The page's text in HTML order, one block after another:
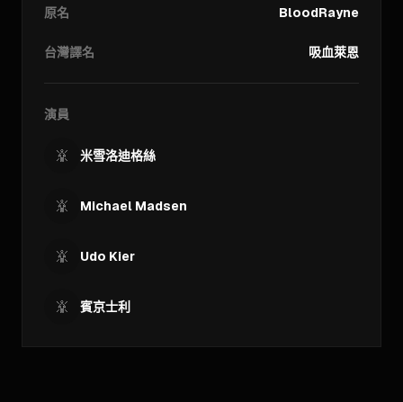
原名 BloodRayne
台灣譯名 吸血萊恩
演員
米雪洛迪格絲
Michael Madsen
Udo Kier
賓京士利